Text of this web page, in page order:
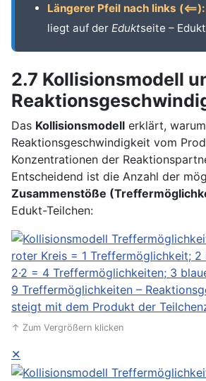
Längerer Pfeil nach links (⟸):
liegt auf derEduktseite –
2.7 Kollisionsmodell
Das Kollisionsmodell erklärt,
Reaktionsgeschwindigkeit vom
Konzentrationen der
Entscheidend ist die Anzahl der
Zusammenstöße
Edukt-Teilchen:
↑ Zum Vergrößern klicken
✕